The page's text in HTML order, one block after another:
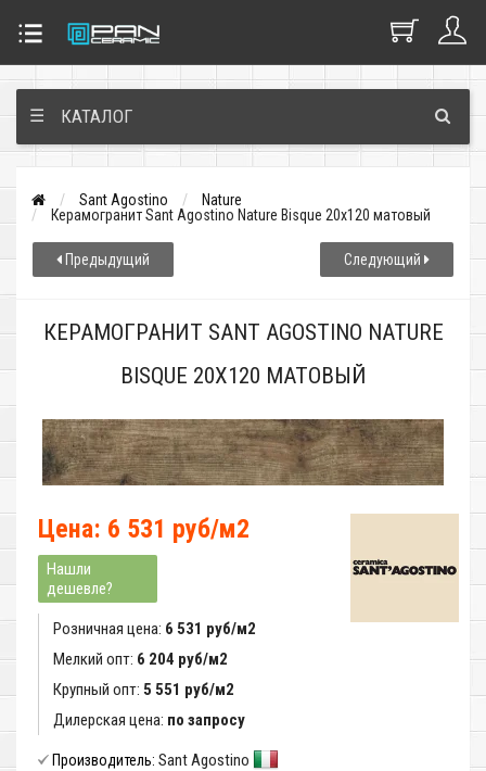
☰ КАТАЛОГ
Sant Agostino
Nature
Керамогранит Sant Agostino Nature Bisque 20x120 матовый
Предыдущий Следующий
КЕРАМОГРАНИТ SANT AGOSTINO NATURE
BISQUE 20X120 МАТОВЫЙ
Цена: 6 531 руб/м2
Нашли
дешевле?
Розничная цена: 6 531 руб/м2
Мелкий опт: 6 204 руб/м2
Крупный опт: 5 551 руб/м2
Дилерская цена: по запросу
Производитель: Sant Agostino